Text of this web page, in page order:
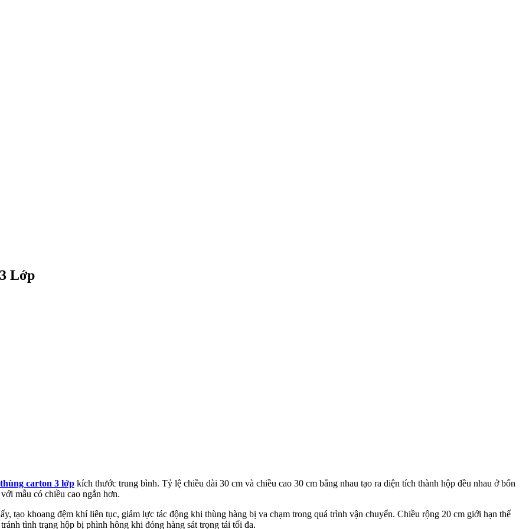
Lớp
thùng carton 3 lớp kích thước trung bình. Tỷ lệ chiều dài 30 cm và chiều cao 30 cm bằng nhau tạo ra diện tích thành hộp đều nhau ở bốn
mẫu có chiều cao ngắn hơn.
tạo khoang đệm khí liên tục, giảm lực tác động khi thùng hàng bị va chạm trong quá trình vận chuyển. Chiều rộng 20 cm giới hạn thể
tình trạng hộp bị phình hông khi đóng hàng sát trọng tải tối đa.